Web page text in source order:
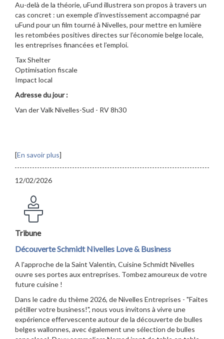
Au-delà de la théorie, uFund illustrera son propos à travers un
cas concret : un exemple d’investissement accompagné par
uFund pour un film tourné à Nivelles, pour mettre en lumière
les retombées positives directes sur l’économie belge locale,
les entreprises financées et l’emploi.
Tax Shelter
Optimisation fiscale
Impact local
Adresse du jour :
Van der Valk Nivelles-Sud - RV 8h30
[En savoir plus]
12/02/2026
Tribune
Découverte Schmidt Nivelles Love & Business
A l'approche de la Saint Valentin, Cuisine Schmidt Nivelles
ouvre ses portes aux entreprises. Tombez amoureux de votre
future cuisine !
Dans le cadre du thème 2026, de Nivelles Entreprises - "Faites
pétiller votre business!", nous vous invitons à vivre une
expérience effervescente autour de la découverte de bulles
belges wallonnes, avec également une sélection de bulles